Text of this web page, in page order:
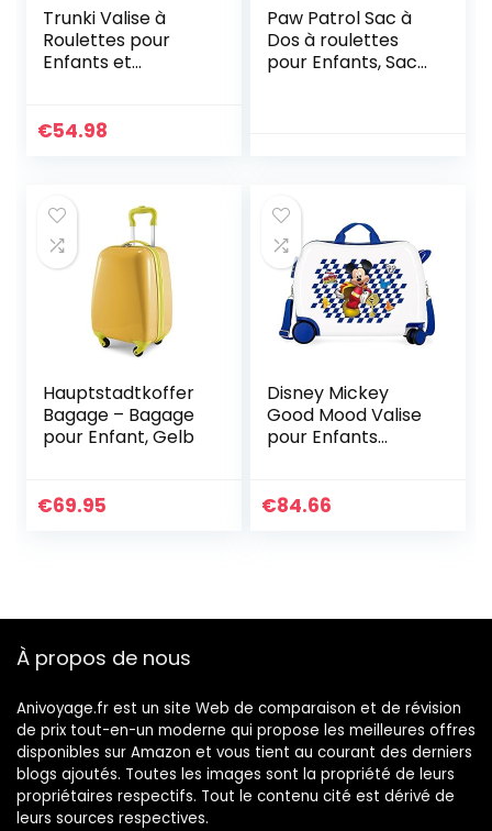
Trunki Valise à
Roulettes pour
Enfants et
Valise à Roulettes
€54.98
Paw Patrol Sac à
Dos à roulettes
pour Enfants, Sac
et Garçons!
Hauptstadtkoffer
Bagage – Bagage
pour Enfant, Gelb
€69.95
Disney Mickey
Good Mood Valise
pour Enfants
Serrure à
€84.66
À propos de nous
Anivoyage.fr est un site Web de comparaison et de révision
de prix tout-en-un moderne qui propose les meilleures offres
disponibles sur Amazon et vous tient au courant des derniers
blogs ajoutés. Toutes les images sont la propriété de leurs
propriétaires respectifs. Tout le contenu cité est dérivé de
leurs sources respectives.